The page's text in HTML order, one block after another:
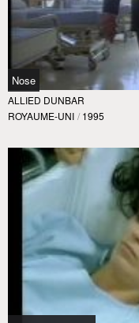
Nose
ALLIED DUNBAR
ROYAUME-UNI / 1995